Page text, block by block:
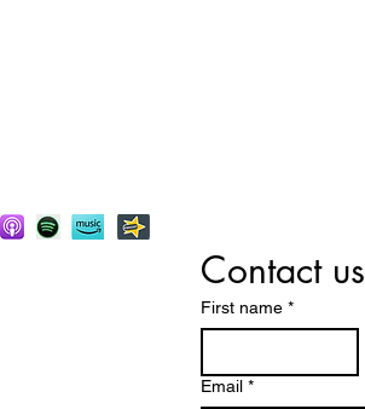
Contact us
First name *
Email *